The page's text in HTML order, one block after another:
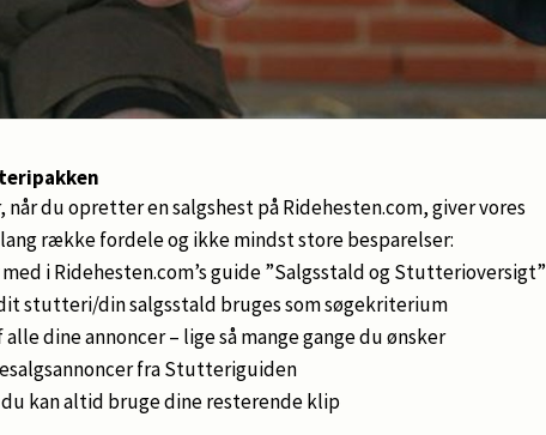
du opretter en salgshest på Ridehesten.com, giver vores
række fordele og ikke mindst store besparelser:
i Ridehesten.com’s guide ”Salgsstald og Stutterioversigt”
stutteri/din salgsstald bruges som søgekriterium
alle dine annoncer – lige så mange gange du ønsker
fra Stutteriguiden
kan altid bruge dine resterende klip